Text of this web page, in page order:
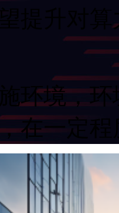
希望提升
境，
，在一定